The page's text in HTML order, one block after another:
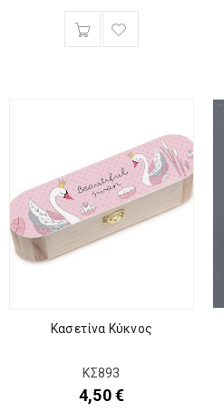
Κασετίνα Κύκνος
ΚΣ893
4,50€